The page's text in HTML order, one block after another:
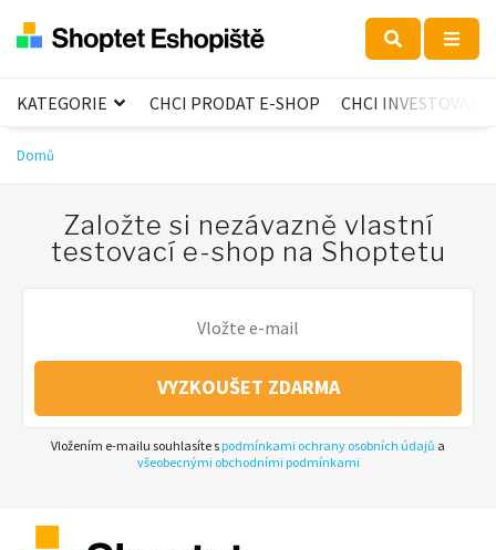
KATEGORIE CHCI PRODAT E-SHOP CHCI INVESTOVAT
Domů
Založte si nezávazně vlastní
testovací e-shop na Shoptetu
VYZKOUŠET ZDARMA
Vložením e-mailu souhlasíte s podmínkami ochrany osobních údajů a
všeobecnými obchodními podmínkami